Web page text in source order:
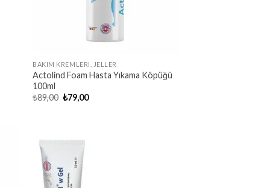
BAKIM KREMLERI, JELLER
Actolind Foam Hasta Yıkama Köpüğü
100ml
₺89,00 Original
price
₺79,00Current